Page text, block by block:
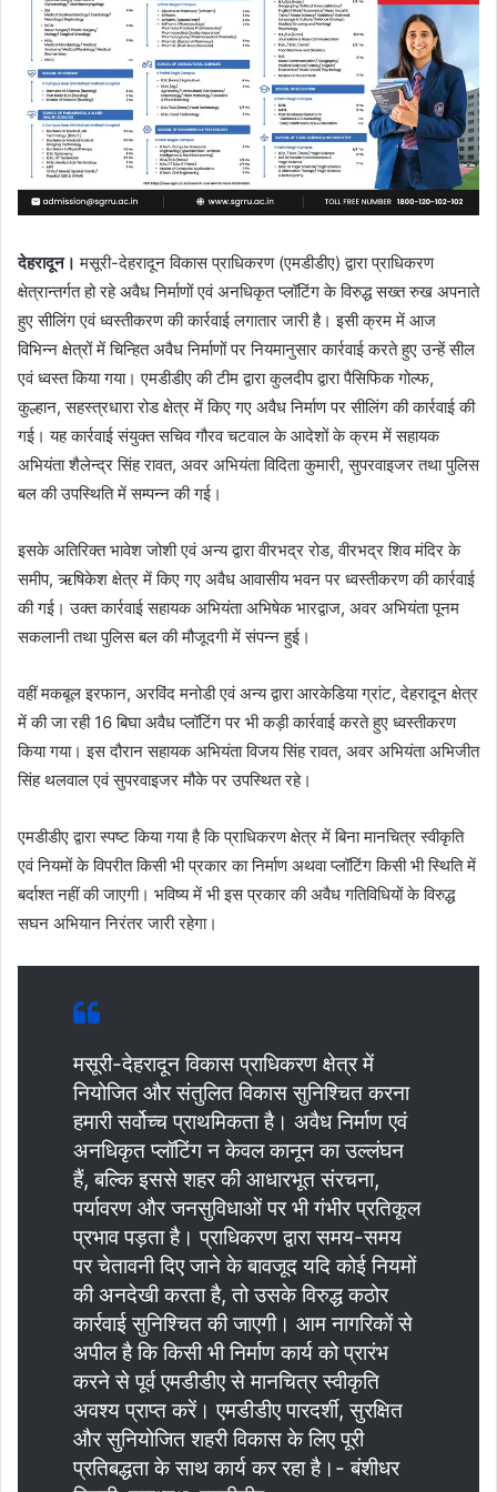
देहरादून।मसूरी-देहरादून विकास प्राधिकरण (एमडीडीए) द्वारा प्राधिकरण
क्षेत्रान्तर्गत हो रहे अवैध निर्माणों एवं अनधिकृत प्लॉटिंग के विरुद्ध सख्त रुख अपनाते
हुए सीलिंग एवं ध्वस्तीकरण की कार्रवाई लगातार जारी है। इसी क्रम में आज
विभिन्न क्षेत्रों में चिन्हित अवैध निर्माणों पर नियमानुसार कार्रवाई करते हुए उन्हें सील
एवं ध्वस्त किया गया। एमडीडीए की टीम द्वारा कुलदीप द्वारा पैसिफिक गोल्फ,
कुल्हान, सहस्त्रधारा रोड क्षेत्र में किए गए अवैध निर्माण पर सीलिंग की कार्रवाई की
गई। यह कार्रवाई संयुक्त सचिव गौरव चटवाल के आदेशों के क्रम में सहायक
अभियंता शैलेन्द्र सिंह रावत, अवर अभियंता विदिता कुमारी, सुपरवाइजर तथा पुलिस
बल की उपस्थिति में सम्पन्न की गई।
इसके अतिरिक्त भावेश जोशी एवं अन्य द्वारा वीरभद्र रोड, वीरभद्र शिव मंदिर के
समीप, ऋषिकेश क्षेत्र में किए गए अवैध आवासीय भवन पर ध्वस्तीकरण की कार्रवाई
की गई। उक्त कार्रवाई सहायक अभियंता अभिषेक भारद्वाज, अवर अभियंता पूनम
सकलानी तथा पुलिस बल की मौजूदगी में संपन्न हुई।
वहीं मकबूल इरफान, अरविंद मनोडी एवं अन्य द्वारा आरकेडिया ग्रांट, देहरादून क्षेत्र
में की जा रही 16 बिघा अवैध प्लॉटिंग पर भी कड़ी कार्रवाई करते हुए ध्वस्तीकरण
किया गया। इस दौरान सहायक अभियंता विजय सिंह रावत, अवर अभियंता अभिजीत
सिंह थलवाल एवं सुपरवाइजर मौके पर उपस्थित रहे।
एमडीडीए द्वारा स्पष्ट किया गया है कि प्राधिकरण क्षेत्र में बिना मानचित्र स्वीकृति
एवं नियमों के विपरीत किसी भी प्रकार का निर्माण अथवा प्लॉटिंग किसी भी स्थिति में
बर्दाश्त नहीं की जाएगी। भविष्य में भी इस प्रकार की अवैध गतिविधियों के विरुद्ध
सघन अभियान निरंतर जारी रहेगा।
मसूरी-देहरादून विकास प्राधिकरण क्षेत्र में
नियोजित और संतुलित विकास सुनिश्चित करना
हमारी सर्वोच्च प्राथमिकता है। अवैध निर्माण एवं
अनधिकृत प्लॉटिंग न केवल कानून का उल्लंघन
हैं, बल्कि इससे शहर की आधारभूत संरचना,
पर्यावरण और जनसुविधाओं पर भी गंभीर प्रतिकूल
प्रभाव पड़ता है। प्राधिकरण द्वारा समय-समय
पर चेतावनी दिए जाने के बावजूद यदि कोई नियमों
की अनदेखी करता है, तो उसके विरुद्ध कठोर
कार्रवाई सुनिश्चित की जाएगी। आम नागरिकों से
अपील है कि किसी भी निर्माण कार्य को प्रारंभ
करने से पूर्व एमडीडीए से मानचित्र स्वीकृति
अवश्य प्राप्त करें। एमडीडीए पारदर्शी, सुरक्षित
और सुनियोजित शहरी विकास के लिए पूरी
प्रतिबद्धता के साथ कार्य कर रहा है।- बंशीधर